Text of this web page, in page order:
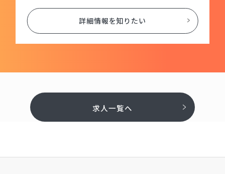
詳細情報を知りたい
求人一覧へ